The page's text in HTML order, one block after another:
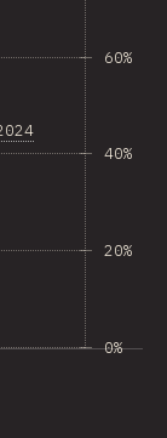
0%
20%
40%
60%